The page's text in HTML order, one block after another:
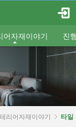
어자재이야기 진
바닥재 벽지
동견적
리어자재이야기 타일
5
5